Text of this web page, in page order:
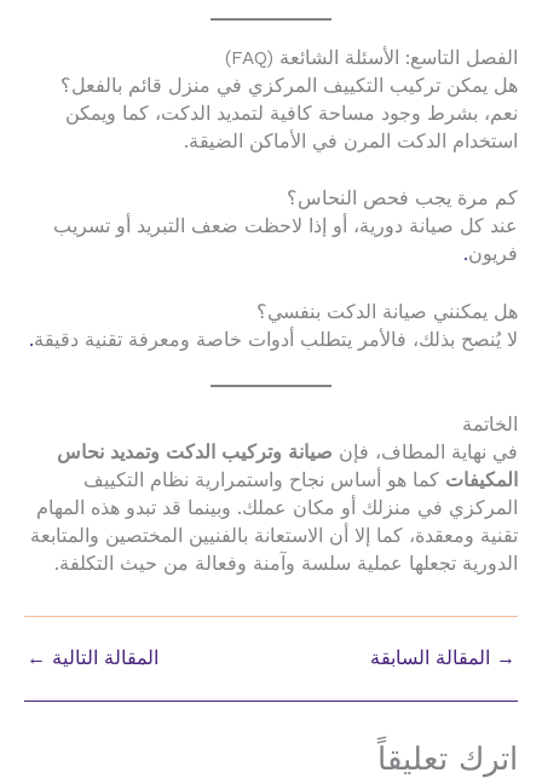
الفصل التاسع: الأسئلة الشائعة (FAQ)
هل يمكن تركيب التكييف المركزي في منزل قائم بالفعل؟
نعم، بشرط وجود مساحة كافية لتمديد الدكت، كما ويمكن
استخدام الدكت المرن في الأماكن الضيقة.
كم مرة يجب فحص النحاس؟
عند كل صيانة دورية، أو إذا لاحظت ضعف التبريد أو تسريب
فريون.
هل يمكنني صيانة الدكت بنفسي؟
لا يُنصح بذلك، فالأمر يتطلب أدوات خاصة ومعرفة تقنية دقيقة.
الخاتمة
في نهاية المطاف، فإن صيانة وتركيب الدكت وتمديد نحاس
المكيفات كما هو أساس نجاح واستمرارية نظام التكييف
المركزي في منزلك أو مكان عملك. وبينما قد تبدو هذه المهام
تقنية ومعقدة، كما إلا أن الاستعانة بالفنيين المختصين والمتابعة
الدورية تجعلها عملية سلسة وآمنة وفعالة من حيث التكلفة.
→ المقالة السابقة المقالة التالية ←
اترك تعليقاً